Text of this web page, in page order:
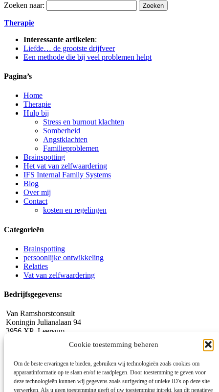
Cookie toestemming beheren
Om de beste ervaringen te bieden, gebruiken wij technologieën zoals cookies om
apparaatinformatie op te slaan en/of te raadplegen. Door toestemming te geven voor
deze technologieën kunnen wij gegevens zoals surfgedrag of unieke ID's op deze site
verwerken. Als u geen toestemming geeft of uw toestemming intrekt, kan dit negatieve
Zoeken naar:
Therapie
Interessante artikelen:
Liefde… de grootste drijfveer
Een methode die bij veel problemen helpt
Pagina’s
Home
Therapie
Hulp bij
Stress en burnout klachten
Somberheid
Angstklachten
Familieproblemen
Brainspotting
Het vat van zelfwaardering
IFS Internal Family Systems
Blog
Over mij
Contact
kosten en regelingen
Categorieën
Brainspotting
persoonlijke ontwikkeling
Relaties
Vat van zelfwaardering
Bedrijfsgegevens:
Van Ramshorstconsult
Koningin Julianalaan 94
3956 XP Leersum
jeanet@vanramshorstconsult.nl
Registratienummer NFG: 8305
KvK-nummer: 58204113